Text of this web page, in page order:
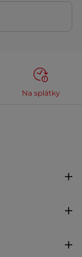
Na splátky